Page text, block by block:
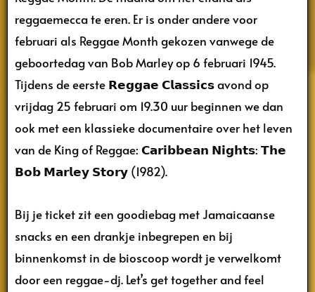
reggaemecca te eren. Er is onder andere voor
februari als Reggae Month gekozen vanwege de
geboortedag van Bob Marley op 6 februari 1945.
Tijdens de eerste 𝗥𝗲𝗴𝗴𝗮𝗲 𝗖𝗹𝗮𝘀𝘀𝗶𝗰𝘀 avond op
vrijdag 25 februari om 19.30 uur beginnen we dan
ook met een klassieke documentaire over het leven
van de King of Reggae: 𝗖𝗮𝗿𝗶𝗯𝗯𝗲𝗮𝗻 𝗡𝗶𝗴𝗵𝘁𝘀: 𝗧𝗵𝗲
𝗕𝗼𝗯 𝗠𝗮𝗿𝗹𝗲𝘆 𝗦𝘁𝗼𝗿𝘆 (1982).
Bij je ticket zit een goodiebag met Jamaicaanse
snacks en een drankje inbegrepen en bij
binnenkomst in de bioscoop wordt je verwelkomt
door een reggae-dj. Let’s get together and feel